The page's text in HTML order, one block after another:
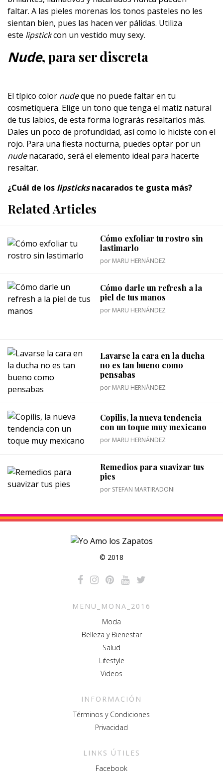
faltar. A las pieles morenas los tonos pasteles no les
sientan bien, pues las hacen ver pálidas. Utiliza
este lipstickcon un vestido muy sexy.
Nude, para ser discreta
El típico color nudeque no puede faltar en tu
cosmetiquera. Elige un tono que tenga el matiz natural
de tus labios, de esta forma lograrás resaltarlos más.
Dales un poco de profundidad, así como lo hiciste con el
rojo. Para una fiesta nocturna, puedes optar por un
nudenacarado, será el elemento ideal para hacerte
resaltar.
¿Cuál de los lipsticksnacarados te gusta más?
Related Articles
Cómo exfoliar tu rostro sin
lastimarlo
por MARU HERNÁNDEZ
Cómo darle un refresh a la
piel de tus manos
por MARU HERNÁNDEZ
Lavarse la cara en la ducha
no es tan bueno como
pensabas
por MARU HERNÁNDEZ
Copilis, la nueva tendencia
con un toque muy mexicano
por MARU HERNÁNDEZ
Remedios para suavizar tus
pies
por STEFAN MARTIRADONI
© 2018
MENU_MONA_2016
Moda
Belleza y Bienestar
Salud
Lifestyle
Videos
INFORMACIÓN
Términos y Condiciones
Privacidad
LINKS ÚTILES
Facebook